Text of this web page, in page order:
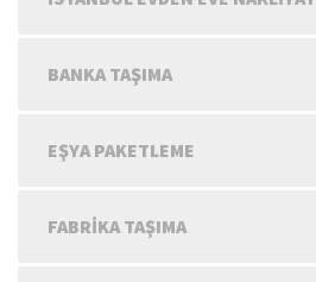
BANKA TAŞIMA
EŞYA PAKETLEME
FABRIKA TAŞIMA